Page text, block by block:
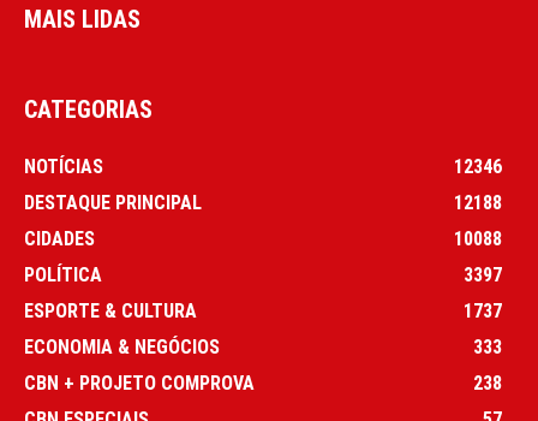
MAIS LIDAS
CATEGORIAS
NOTÍCIAS
12346
DESTAQUE PRINCIPAL
12188
CIDADES
10088
POLÍTICA
3397
ESPORTE & CULTURA
1737
ECONOMIA & NEGÓCIOS
333
CBN + PROJETO COMPROVA
238